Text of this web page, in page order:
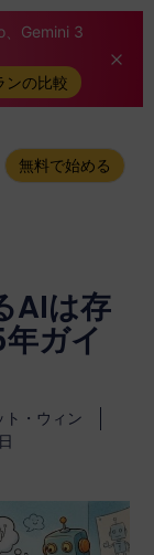
Gemini 3
ンの比較
無料で始める
AIは存
ガイ
ト・ウィン